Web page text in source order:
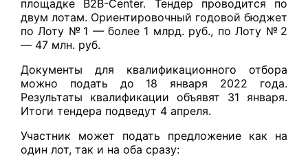
площадке B2B-Center. Тендер проводится по
двум лотам. Ориентировочный годовой бюджет
по Лоту № 1 — более 1 млрд. руб., по Лоту № 2
— 47 млн. руб.
Документы для квалификационного отбора
можно подать до 18 января 2022 года.
Результаты квалификации объявят 31 января.
Итоги тендера подведут 4 апреля.
Участник может подать предложение как на
один лот, так и на оба сразу: